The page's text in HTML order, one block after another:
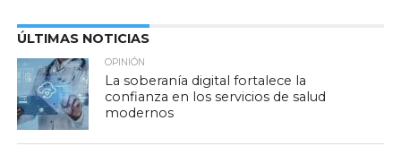
ÚLTIMAS NOTICIAS
OPINIÓN
La soberanía digital fortalece la
confianza en los servicios de salud
modernos